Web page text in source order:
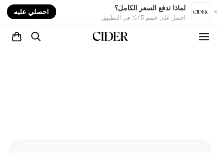
لماذا تدفع السعر الكامل؟
احصل على خصم 15% في التطبيق
احصلي عليه